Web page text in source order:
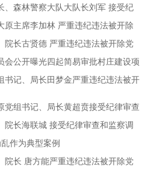
、森林警察大队大队长刘军 接受纪
主席李加林 严重违纪违法被开除
院长古贤德 严重违纪违法被开除党
公开曝光四起简易审批村庄建设项
书记、局长田梦金严重违纪违法被开
组书记、局长黄超贲接受纪律审查
长海联城 接受纪律审查和监察调
作为典型案例
院长 唐方能严重违纪违法被开除党